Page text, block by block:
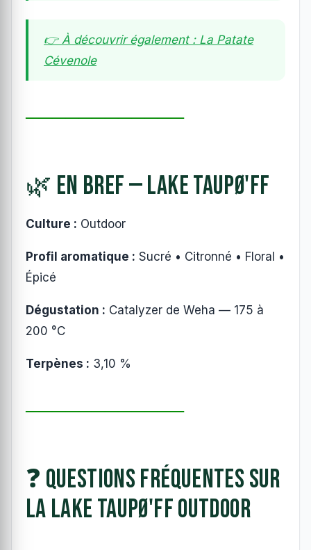
👉 À découvrir également : La Patate
Cévenole
────────────
🌿 En bref — Lake Taupø'ff
Culture : Outdoor
Profil aromatique : Sucré • Citronné • Floral •
Épicé
Dégustation : Catalyzer de Weha — 175 à
200 °C
Terpènes : 3,10 %
────────────
❓ Questions fréquentes sur
la Lake Taupø'ff Outdoor